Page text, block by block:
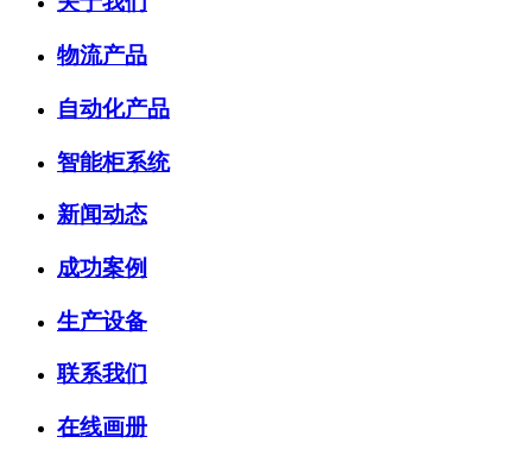
物流产品
自动化产品
智能柜系统
新闻动态
成功案例
生产设备
联系我们
在线画册